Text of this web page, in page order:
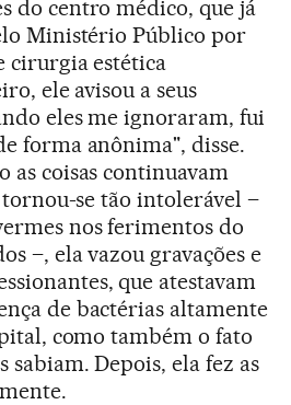
do centro médico, que já
Ministério Público por
cirurgia estética
ele avisou a seus
eles me ignoraram, fui
forma anônima", disse.
as coisas continuavam
se tão intolerável –
nos ferimentos do
–, ela vazou gravações e
que atestavam
de bactérias altamente
como também o fato
sabiam. Depois, ela fez as